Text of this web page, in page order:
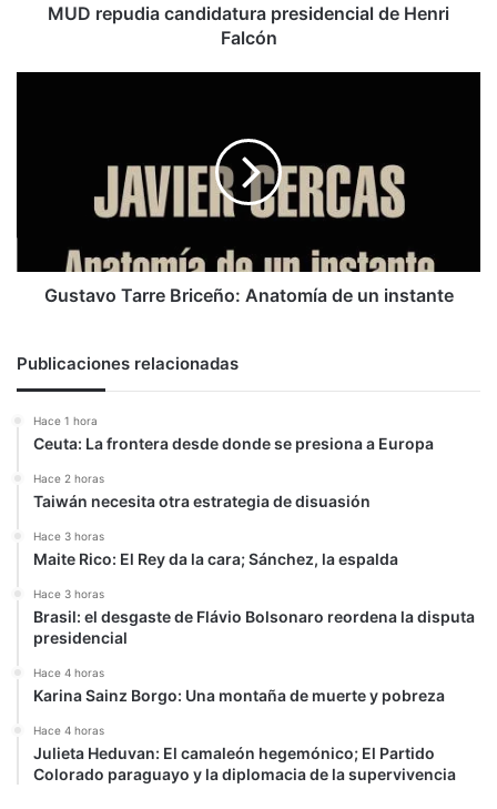
MUD repudia candidatura presidencial de Henri
Falcón
Gustavo Tarre Briceño: Anatomía de un instante
Publicaciones relacionadas
Hace 1 hora
Ceuta: La frontera desde donde se presiona a Europa
Hace 2 horas
Taiwán necesita otra estrategia de disuasión
Hace 3 horas
Maite Rico: El Rey da la cara; Sánchez, la espalda
Hace 3 horas
Brasil: el desgaste de Flávio Bolsonaro reordena la disputa
presidencial
Hace 4 horas
Karina Sainz Borgo: Una montaña de muerte y pobreza
Hace 4 horas
Julieta Heduvan: El camaleón hegemónico; El Partido
Colorado paraguayo y la diplomacia de la supervivencia